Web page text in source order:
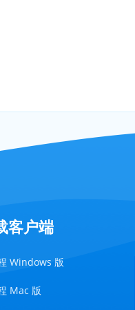
客户端
Windows 版
Mac 版